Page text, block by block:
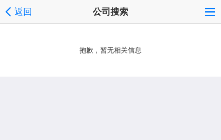
返回 公司搜索
抱歉，暂无相关信息